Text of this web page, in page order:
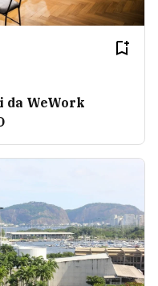
da WeWork